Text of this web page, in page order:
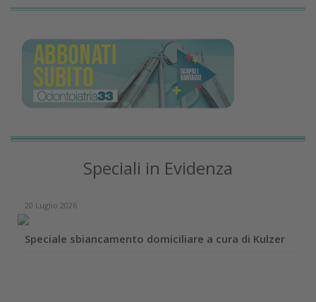
Speciali in Evidenza
20 Luglio 2026
Speciale sbiancamento domiciliare a cura di Kulzer